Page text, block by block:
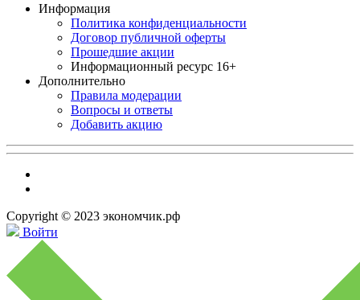
Информация
Политика конфиденциальности
Договор публичной оферты
Прошедшие акции
Информационный ресурс 16+
Дополнительно
Правила модерации
Вопросы и ответы
Добавить акцию
Copyright © 2023 экономчик.рф
Войти